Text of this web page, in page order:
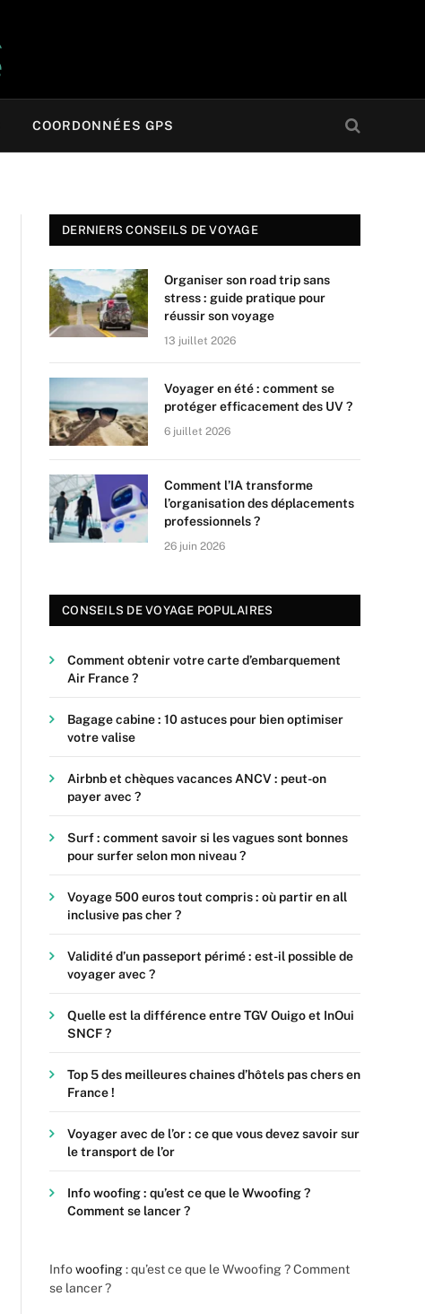
COORDONNÉES GPS
DERNIERS CONSEILS DE VOYAGE
Organiser son road trip sans
stress : guide pratique pour
réussir son voyage
13 juillet 2026
Voyager en été : comment se
protéger efficacement des UV ?
6 juillet 2026
Comment l’IA transforme
l’organisation des déplacements
professionnels ?
26 juin 2026
CONSEILS DE VOYAGE POPULAIRES
Comment obtenir votre carte d’embarquement
Air France ?
Bagage cabine : 10 astuces pour bien optimiser
votre valise
Airbnb et chèques vacances ANCV : peut-on
payer avec ?
Surf : comment savoir si les vagues sont bonnes
pour surfer selon mon niveau ?
Voyage 500 euros tout compris : où partir en all
inclusive pas cher ?
Validité d’un passeport périmé : est-il possible de
voyager avec ?
Quelle est la différence entre TGV Ouigo et InOui
SNCF ?
Top 5 des meilleures chaines d’hôtels pas chers en
France !
Voyager avec de l’or : ce que vous devez savoir sur
le transport de l’or
Info woofing : qu’est ce que le Wwoofing ?
Comment se lancer ?
Infowoofing: qu’est ce que le Wwoofing ? Comment
se lancer ?